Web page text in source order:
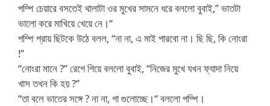
পম্পি চেয়ারে বসতেই থালাটা ওর মুখের সামনে ধরে বললো বুবাই,” ভাতটা
ভালো করে মাখিয়ে খেয়ে নে।“
পম্পি প্রায় ছিটকে উঠে বলল, “না না, এ মাই পারবো না। ছি ছি, কি নোংরা
!”
“নোংরা মানে ?” রেগে গিয়ে বললো বুবাই, “নিজের মুখে যখন ফ্যাদা নিয়ে
খাস তখন কি হয় ?”
“তা বলে ভাতের সঙ্গে ? না না, গা গুলোচ্ছে।“ বললো পম্পি।